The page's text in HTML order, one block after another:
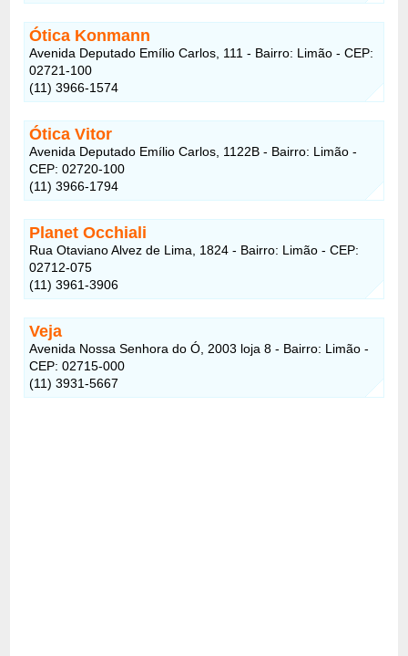
Ótica Konmann
Avenida Deputado Emílio Carlos, 111 - Bairro: Limão - CEP:
02721-100
(11) 3966-1574
Ótica Vitor
Avenida Deputado Emílio Carlos, 1122B - Bairro: Limão -
CEP: 02720-100
(11) 3966-1794
Planet Occhiali
Rua Otaviano Alvez de Lima, 1824 - Bairro: Limão- CEP:
02712-075
(11) 3961-3906
Veja
Avenida Nossa Senhora do Ó, 2003 loja 8 - Bairro: Limão -
CEP: 02715-000
(11) 3931-5667